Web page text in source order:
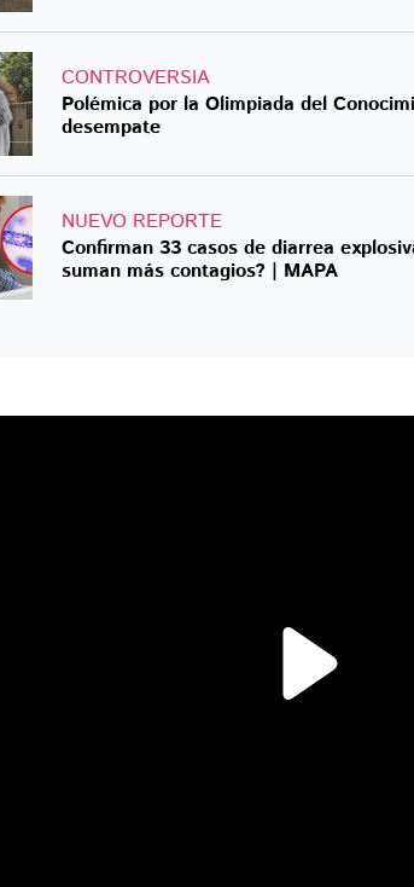
CONTROVERSIA
Polémica por la Olimpiada del
desempate
NUEVO REPORTE
Confirman 33 casos de diarrea
suman más contagios? | MAPA